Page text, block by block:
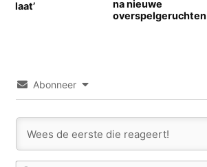
laat’
na nieuwe
overspelgeruchten
Abonneer